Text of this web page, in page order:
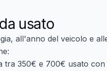
usato
all'anno del veicolo e
tra 350€ e 700€ usato con